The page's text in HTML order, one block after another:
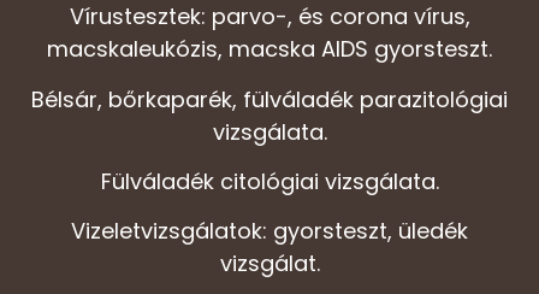
Vírustesztek: parvo-, és corona vírus,
macskaleukózis, macska AIDS gyorsteszt.
Bélsár, bőrkaparék, fülváladék parazitológiai
vizsgálata.
Fülváladék citológiai vizsgálata.
Vizeletvizsgálatok: gyorsteszt, üledék
vizsgálat.